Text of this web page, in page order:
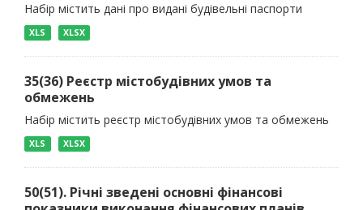
Набір містить дані про видані будівельні паспорти
XLS XLSX
35(36) Реєстр містобудівних умов та
обмежень
Набір містить реєстр містобудівних умов та обмежень
XLS XLSX
50(51). Річні зведені основні фінансові